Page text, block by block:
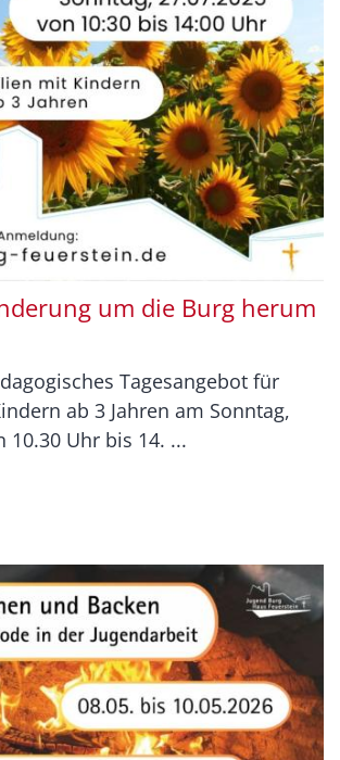
um die Burg herum
Tagesangebot für
ab 3 Jahren am Sonntag,
10.30 Uhr bis 14. ...